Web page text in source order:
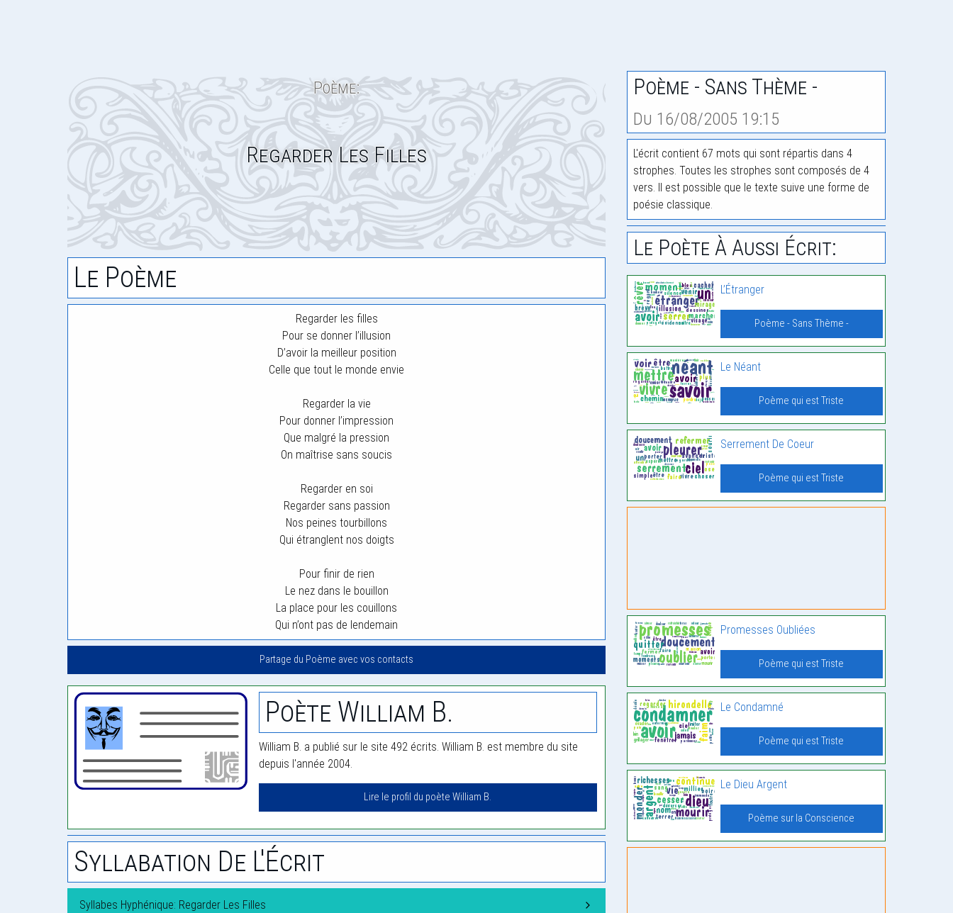
Poème:
Regarder Les Filles
Le Poème
Regarder les filles
Pour se donner l’illusion
D’avoir la meilleur position
Celle que tout le monde envie
Regarder la vie
Pour donner l’impression
Que malgré la pression
On maîtrise sans soucis
Regarder en soi
Regarder sans passion
Nos peines tourbillons
Qui étranglent nos doigts
Pour finir de rien
Le nez dans le bouillon
La place pour les couillons
Qui n’ont pas de lendemain
Partage du Poème avec vos contacts
Poète William B.
William B. a publié sur le site 492 écrits. William B. est membre du site
depuis l'année 2004.
Lire le profil du poète William B.
Syllabation De L'Écrit
Syllabes Hyphénique: Regarder Les Filles
Poème - Sans Thème -
Du 16/08/2005 19:15
L'écrit contient 67 mots qui sont répartis dans 4
strophes. Toutes les strophes sont composés de 4
vers. Il est possible que le texte suive une forme de
poésie classique.
Le Poète À Aussi Écrit:
L’Étranger
Poème - Sans Thème -
Le Néant
Poème qui est Triste
Serrement De Coeur
Poème qui est Triste
Promesses Oubliées
Poème qui est Triste
Le Condamné
Poème qui est Triste
Le Dieu Argent
Poème sur la Conscience